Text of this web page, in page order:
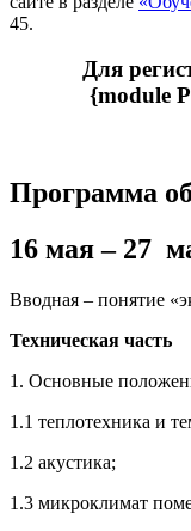
45.
Для
{module
Программа
16 мая – 27
Вводная – понятие
Техническая часть
1. Основные
1.1 теплотехника и
1.2 акустика;
1.3 микроклимат